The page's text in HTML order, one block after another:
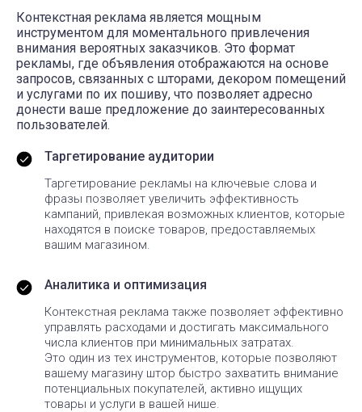
Контекстная реклама является мощным
инструментом для моментального привлечения
внимания вероятных заказчиков. Это формат
рекламы, где объявления отображаются на основе
запросов, связанных с шторами, декором помещений
и услугами по их пошиву, что позволяет адресно
донести ваше предложение до заинтересованных
пользователей.
Таргетирование аудитории
Таргетирование рекламы на ключевые слова и
фразы позволяет увеличить эффективность
кампаний, привлекая возможных клиентов, которые
находятся в поиске товаров, предоставляемых
вашим магазином.
Аналитика и оптимизация
Контекстная реклама также позволяет эффективно
управлять расходами и достигать максимального
числа клиентов при минимальных затратах.
Это один из тех инструментов, которые позволяют
вашему магазину штор быстро захватить внимание
потенциальных покупателей, активно ищущих
товары и услуги в вашей нише.